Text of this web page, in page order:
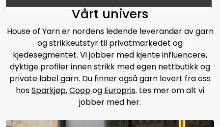
Vårt univers
House of Yarn er nordens ledende leverandør av garn
og strikkeutstyr til privatmarkedet og
kjedesegmentet. Vi jobber med kjente influencere,
dyktige profiler innen strikk med egen nettbutikk og
private label garn. Du finner også garn levert fra oss
hosSparkjøp,Coopog Europris. Les mer om alt vi
jobber med her.